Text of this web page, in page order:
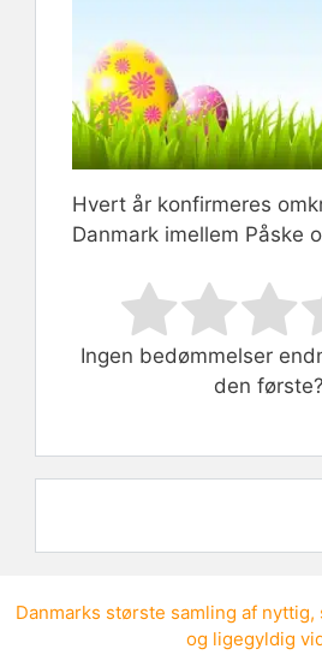
Hvert år konfirmeres
Danmark imellem Påske
Rate this item:
Ingen bedømmelser
den første?
Danmarks største samling af nyttig,
og ligegyldig